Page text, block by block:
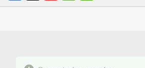
FACEBOOK
TWITTERFLIPBOARD
E-
WHATSAPP